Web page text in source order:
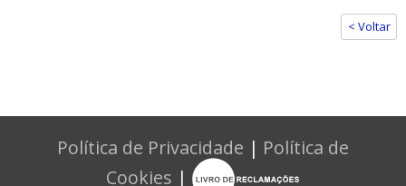
< Voltar
Política de Privacidade | Política de
Cookies |